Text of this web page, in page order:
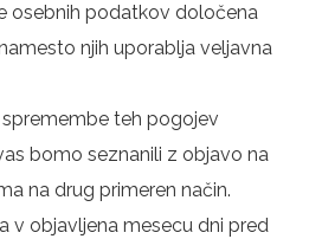
osebnih podatkov določena
njih uporablja veljavna
teh pogojev
bomo seznanili z objavo na
na drug primeren način.
v objavljena mesecu dni pred